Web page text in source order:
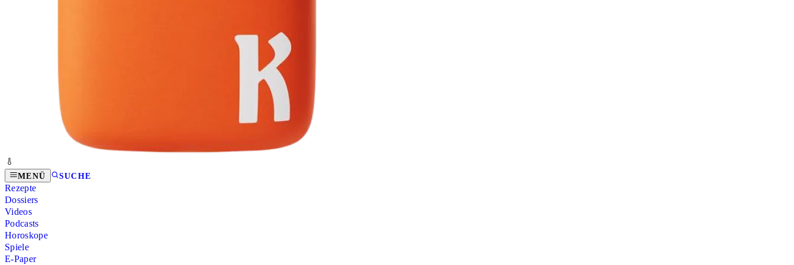
MENÜ SUCHE
Rezepte
Dossiers
Videos
Podcasts
Horoskope
Spiele
E-Paper